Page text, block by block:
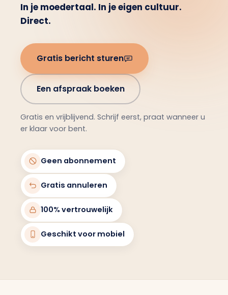
In je moedertaal. In je eigen cultuur.
Direct.
Gratis bericht sturen
Een afspraak boeken
Gratis en vrijblijvend. Schrijf eerst, praat wanneer u
er klaar voor bent.
Geen abonnement
Gratis annuleren
100% vertrouwelijk
Geschikt voor mobiel